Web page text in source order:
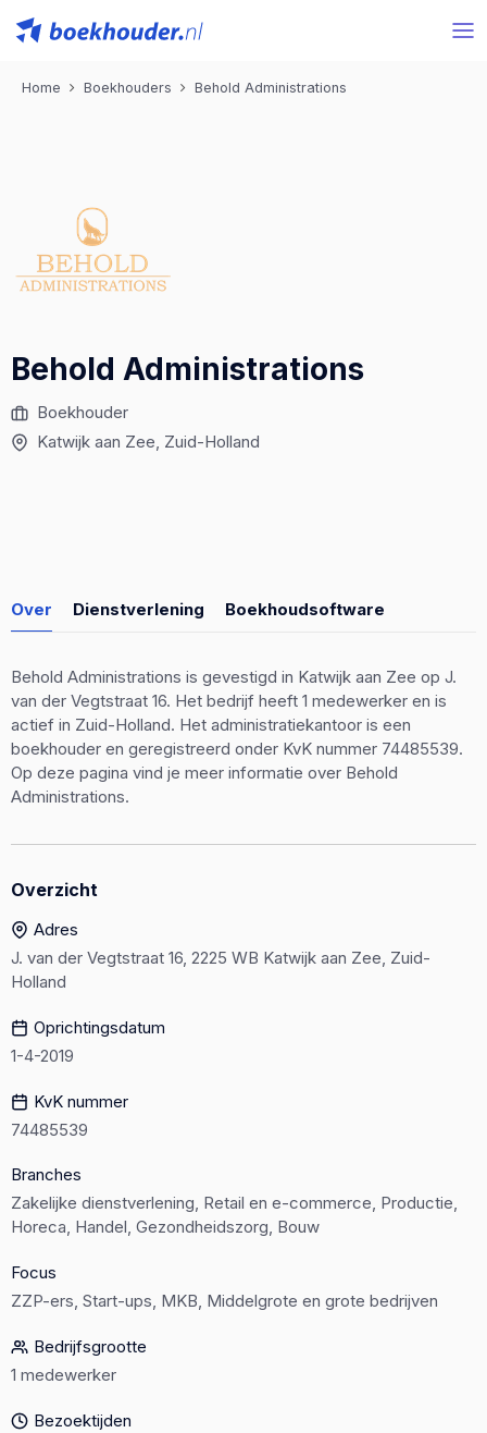
Home Boekhouders Behold Administrations
Behold Administrations
Boekhouder
Katwijk aan Zee, Zuid-Holland
Over Dienstverlening Boekhoudsoftware
Behold Administrations is gevestigd in Katwijk aan Zee op J.
van der Vegtstraat 16. Het bedrijf heeft 1 medewerker en is
actief in Zuid-Holland. Het administratiekantoor is een
boekhouder en geregistreerd onder KvK nummer 74485539.
Op deze pagina vind je meer informatie over Behold
Administrations.
Overzicht
Adres
J. van der Vegtstraat 16, 2225 WB Katwijk aan Zee, Zuid-
Holland
Oprichtingsdatum
1-4-2019
KvK nummer
74485539
Branches
Zakelijke dienstverlening, Retail en e-commerce, Productie,
Horeca, Handel, Gezondheidszorg, Bouw
Focus
ZZP-ers, Start-ups, MKB, Middelgrote en grote bedrijven
Bedrijfsgrootte
1 medewerker
Bezoektijden